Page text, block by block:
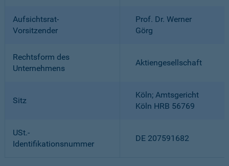
Aufsichtsrat-
Vorsitzender
Prof. Dr. Werner
Görg
Rechtsform des
Unternehmens
Aktiengesellschaft
Sitz
Köln; Amtsgericht
Köln HRB 56769
USt.-
Identifikationsnummer
DE 207591682